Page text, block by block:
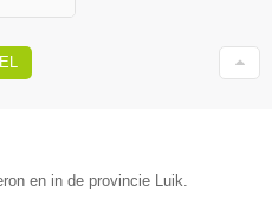
en in de provincie Luik.